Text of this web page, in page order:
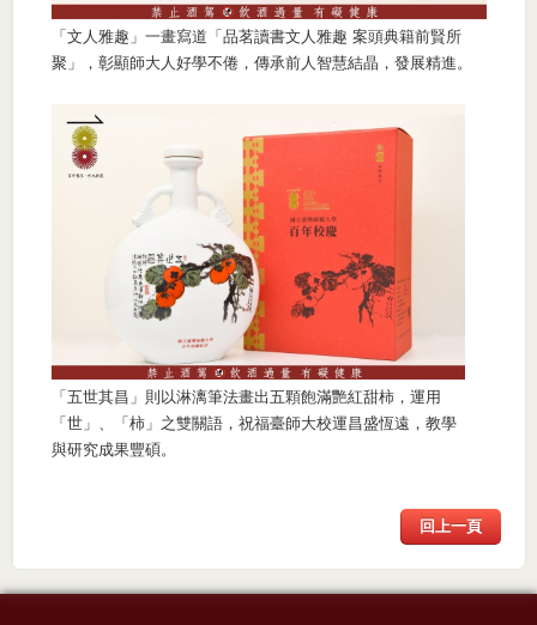
「文人雅趣」一畫寫道「品茗讀書文人雅趣 案頭典籍前賢所
聚」，彰顯師大人好學不倦，傳承前人智慧結晶，發展精進。
「五世其昌」則以淋漓筆法畫出五顆飽滿艷紅甜柿，運用
「世」、「柿」之雙關語，祝福臺師大校運昌盛恆遠，教學
與研究成果豐碩。
回上一頁